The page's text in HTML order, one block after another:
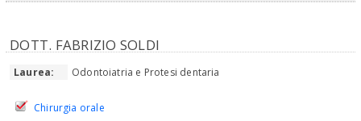
DOTT. FABRIZIO SOLDI
Laurea: Odontoiatria e Protesi dentaria
Chirurgia orale